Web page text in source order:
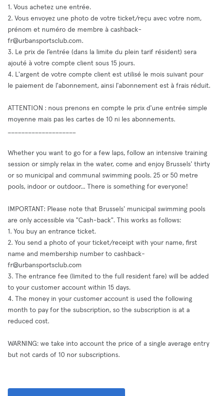
1. Vous achetez une entrée.
2. Vous envoyez une photo de votre ticket/reçu avec votre nom,
prénom et numéro de membre à cashback-
fr@urbansportsclub.com.
3. Le prix de l’entrée (dans la limite du plein tarif résident) sera
ajouté à votre compte client sous 15 jours.
4. L'argent de votre compte client est utilisé le mois suivant pour
le paiement de l'abonnement, ainsi l'abonnement est à frais réduit.
ATTENTION : nous prenons en compte le prix d'une entrée simple
moyenne mais pas les cartes de 10 ni les abonnements.
Whether you want to go for a few laps, follow an intensive training
session or simply relax in the water, come and enjoy Brussels' thirty
or so municipal and communal swimming pools. 25 or 50 metre
pools, indoor or outdoor... There is something for everyone!
IMPORTANT: Please note that Brussels' municipal swimming pools
are only accessible via "Cash-back". This works as follows:
1. You buy an entrance ticket.
2. You send a photo of your ticket/receipt with your name, first
name and membership number to cashback-
fr@urbansportsclub.com
3. The entrance fee (limited to the full resident fare) will be added
to your customer account within 15 days.
4. The money in your customer account is used the following
month to pay for the subscription, so the subscription is at a
reduced cost.
WARNING: we take into account the price of a single average entry
but not cards of 10 nor subscriptions.